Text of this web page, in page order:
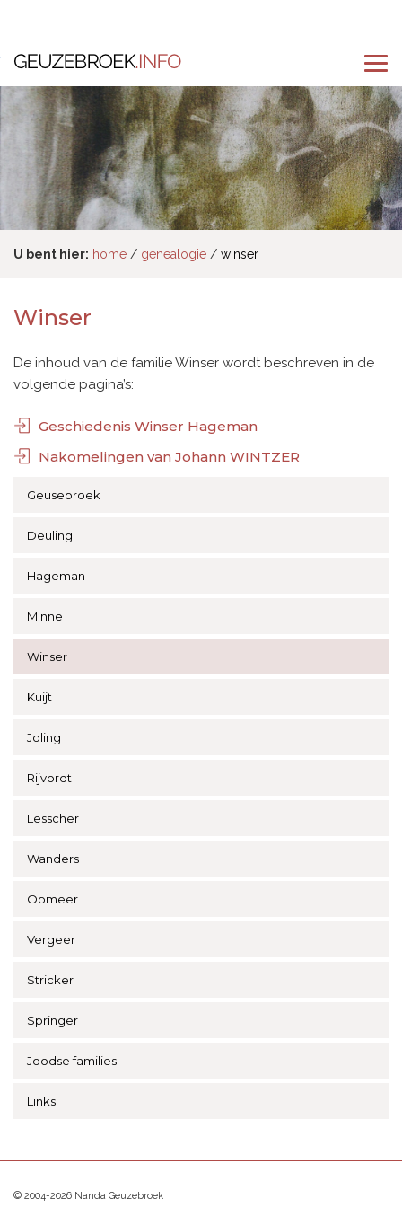
U bent hier: home genealogie winser
Geusebroek
Deuling
Hageman
Minne
Winser
Kuijt
Joling
Rijvordt
Lesscher
Wanders
Opmeer
Vergeer
Stricker
Springer
Joodse families
Links
Winser
De inhoud van de familie Winser wordt beschreven in de
volgende pagina’s:
Geschiedenis Winser Hageman
Nakomelingen van Johann WINTZER
© 2004-2026 Nanda Geuzebroek